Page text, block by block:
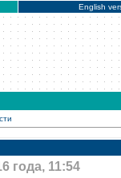
English
года, 11:54